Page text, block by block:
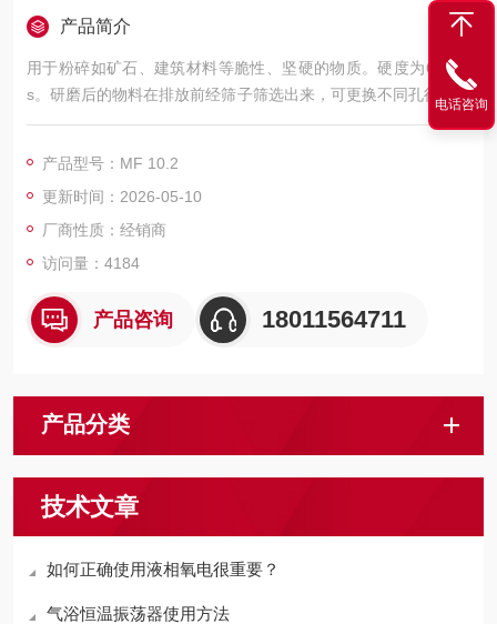
产品简介
用于粉碎如矿石、建筑材料等脆性、坚硬的物质。硬度为6 Mho
s。研磨后的物料在排放前经筛子筛选出来，可更换不同孔径的筛
子(需另配)。研磨后的物料可用标准的NS 29容器收集。
产品型号：MF 10.2
更新时间：2026-05-10
厂商性质：经销商
访问量：4184
产品咨询 18011564711
产品分类
技术文章
如何正确使用液相氧电很重要？
气浴恒温振荡器使用方法
电话咨询